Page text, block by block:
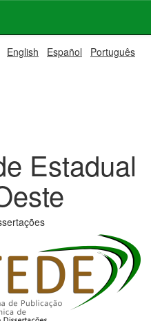
English Español Português
Estadual